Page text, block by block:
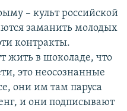
– культ российской
заманить молодых
контракты.
жить в шоколаде, что
это неосознанные
они им там паруса
и они подписывают